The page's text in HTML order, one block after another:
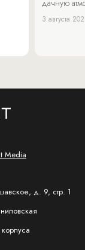
дачную
3 августа
Media
д. 9, стр. 1